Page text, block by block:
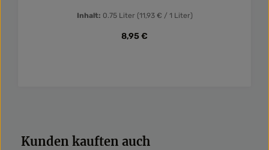
Inhalt: 0.75 Liter (11,93 € / 1 Liter)
Regulärer Preis:
8,95 €
Produktgalerie überspringen
Kunden kauften auch